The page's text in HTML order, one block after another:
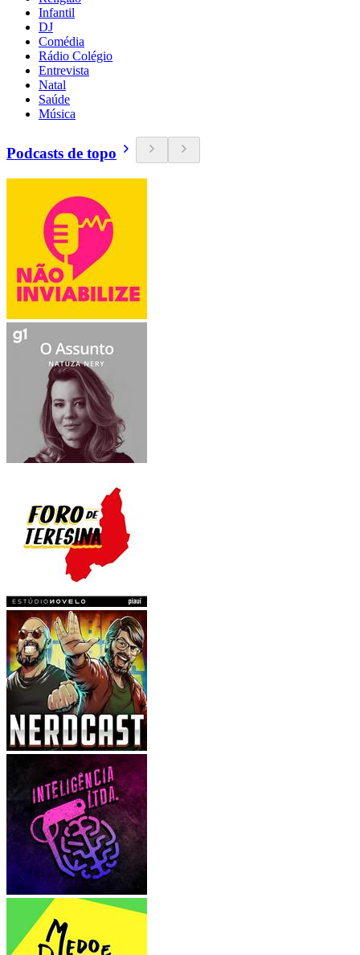
Infantil
DJ
Comédia
Rádio Colégio
Entrevista
Natal
Saúde
Música
Podcasts de topo